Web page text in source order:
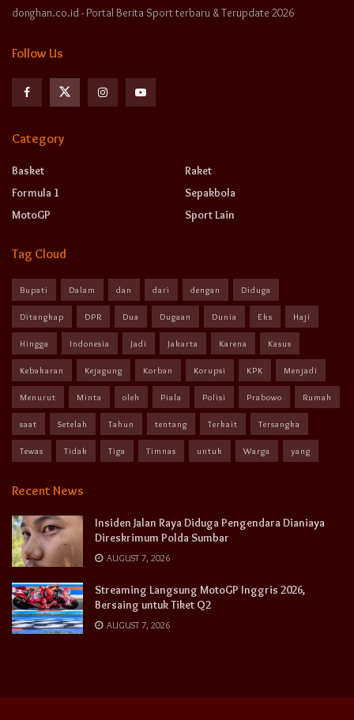
donghan.co.id - Portal Berita Sport terbaru & Terupdate 2026
Follow Us
Category
Basket
Formula 1
MotoGP
Raket
Sepakbola
Sport Lain
Tag Cloud
Bupati Dalam dan dari dengan Diduga
Ditangkap DPR Dua Dugaan Dunia Eks Haji
Hingga Indonesia Jadi Jakarta Karena Kasus
Kebakaran Kejagung Korban Korupsi KPK Menjadi
Menurut Minta oleh Piala Polisi Prabowo Rumah
saat Setelah Tahun tentang Terkait Tersangka
Tewas Tidak Tiga Timnas untuk Warga yang
Recent News
Insiden Jalan Raya Diduga Pengendara Dianiaya
Direskrimum Polda Sumbar
AUGUST 7, 2026
Streaming Langsung MotoGP Inggris 2026,
Bersaing untuk Tiket Q2
AUGUST 7, 2026